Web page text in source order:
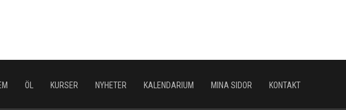
ÖL KURSER NYHETER KALENDARIUM MINA SIDOR KONTAKT